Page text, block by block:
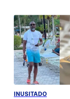
INUSITADO